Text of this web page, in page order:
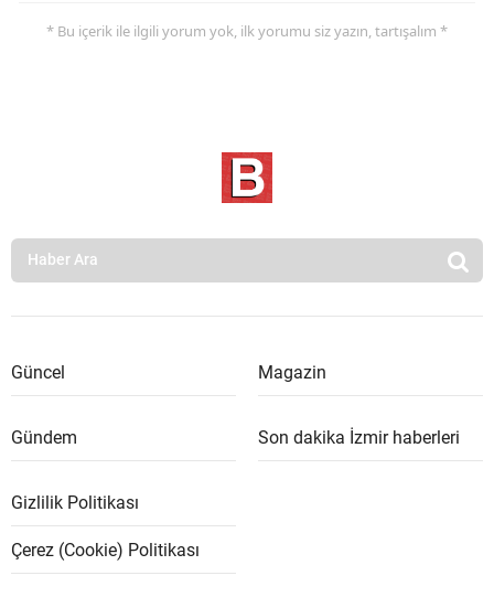
* Bu içerik ile ilgili yorum yok, ilk yorumu siz yazın, tartışalım *
Güncel Magazin
Gündem Son dakika İzmir haberleri
Gizlilik Politikası
Çerez (Cookie) Politikası